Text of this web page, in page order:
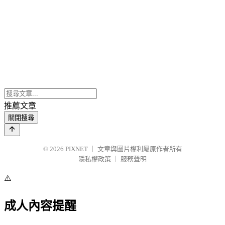
推薦文章
關閉搜尋
© 2026 PIXNET
文章與圖片權利屬原作者所有
隱私權政策
服務聲明
⚠️
成人內容提醒